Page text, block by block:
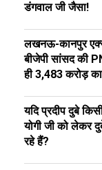
डंगवाल जी जैसा!
लखनऊ-कानपुर
बीजेपी सांसद की
ही ₹3,483 करोड़
यदि प्रदीप दुबे
योगी जी को लेकर
रहे हैं?